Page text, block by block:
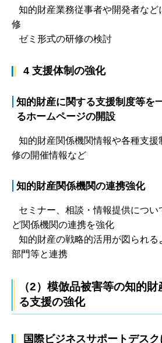
知的財産業務従事者や開発者など
修
ゼミ形式の研修の検討
4 支援体制の強化
知的財産に関する支援制度等を
るホームページの開設
知的財産関係機関情報や各種支援
修の開催情報など
知的財産関係機関の連携強化
セミナー、相談・情報提供につい
ど関係機関の連携を強化
知的財産の戦略的活用が図られる
部門等と連携
（2）模倣品被害等の知的
る支援の強化
国際ビジネスサポートデス